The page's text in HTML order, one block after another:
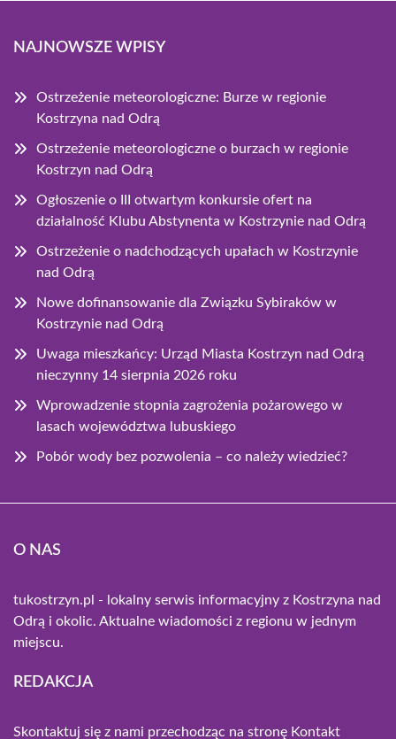
NAJNOWSZE WPISY
Ostrzeżenie meteorologiczne: Burze w regionie
Kostrzyna nad Odrą
Ostrzeżenie meteorologiczne o burzach w regionie
Kostrzyn nad Odrą
Ogłoszenie o III otwartym konkursie ofert na
działalność Klubu Abstynenta w Kostrzynie nad Odrą
Ostrzeżenie o nadchodzących upałach w Kostrzynie
nad Odrą
Nowe dofinansowanie dla Związku Sybiraków w
Kostrzynie nad Odrą
Uwaga mieszkańcy: Urząd Miasta Kostrzyn nad Odrą
nieczynny 14 sierpnia 2026 roku
Wprowadzenie stopnia zagrożenia pożarowego w
lasach województwa lubuskiego
Pobór wody bez pozwolenia – co należy wiedzieć?
O NAS
tukostrzyn.pl - lokalny serwis informacyjny z Kostrzyna nad
Odrą i okolic. Aktualne wiadomości z regionu w jednym
miejscu.
REDAKCJA
Skontaktuj się z nami przechodząc na stronę Kontakt